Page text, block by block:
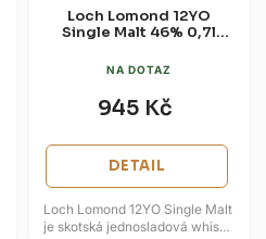
Loch Lomond 12YO
Single Malt 46% 0,7l
NA DOTAZ
945 Kč
DETAIL
Loch Lomond 12YO Single Malt
je skotská jednosladová whisky